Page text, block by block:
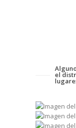
el